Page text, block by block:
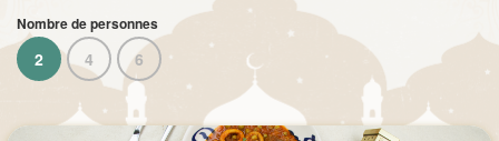
Nombre de personnes
2 4 6